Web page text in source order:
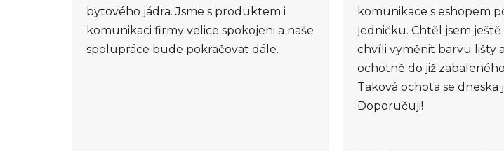
bytového jádra. Jsme s produktem i
komunikaci firmy velice spokojeni a naše
spolupráce bude pokračovat dále.
komunikace s eshopem
jedničku. Chtěl jsem
chvíli vyměnit barvu lišty
ochotně do již
Taková ochota se dneska
Doporučuji!